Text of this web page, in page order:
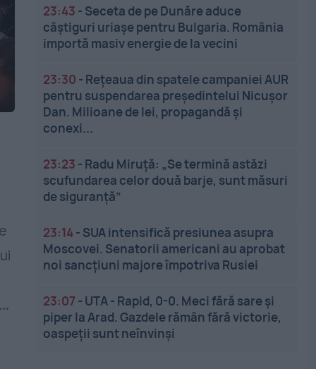
23:43 - Seceta de pe Dunăre aduce
câștiguri uriașe pentru Bulgaria. România
importă masiv energie de la vecini
23:30 - Rețeaua din spatele campaniei AUR
pentru suspendarea președintelui Nicușor
Dan. Milioane de lei, propagandă și
conexi...
23:23 - Radu Miruță: „Se termină astăzi
scufundarea celor două barje, sunt măsuri
de siguranţă”
23:14- SUA intensifică presiunea asupra
Moscovei. Senatorii americani au aprobat
noi sancțiuni majore împotriva Rusiei
23:07 - UTA - Rapid, 0-0. Meci fără sare și
piper la Arad. Gazdele rămân fără victorie,
oaspeții sunt neînvinși